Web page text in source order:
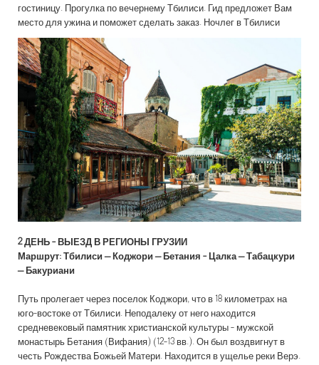
гостиницу. Прогулка по вечернему Тбилиси. Гид предложет Вам
место для ужина и поможет сделать заказ. Ночлег в Тбилиси
2 ДЕНЬ - ВЫЕЗД В РЕГИОНЫ ГРУЗИИ
Маршрут: Тбилиси – Коджори – Бетания - Цалка – Табацкури
– Бакуриани
Путь пролегает через поселок Коджори, что в 18 километрах на
юго-востоке от Тбилиси. Неподалеку от него находится
средневековый памятник христианской культуры - мужской
монастырь Бетания (Вифания) (12-13 вв.). Он был воздвигнут в
честь Рождества Божьей Матери. Находится в ущелье реки Верэ.